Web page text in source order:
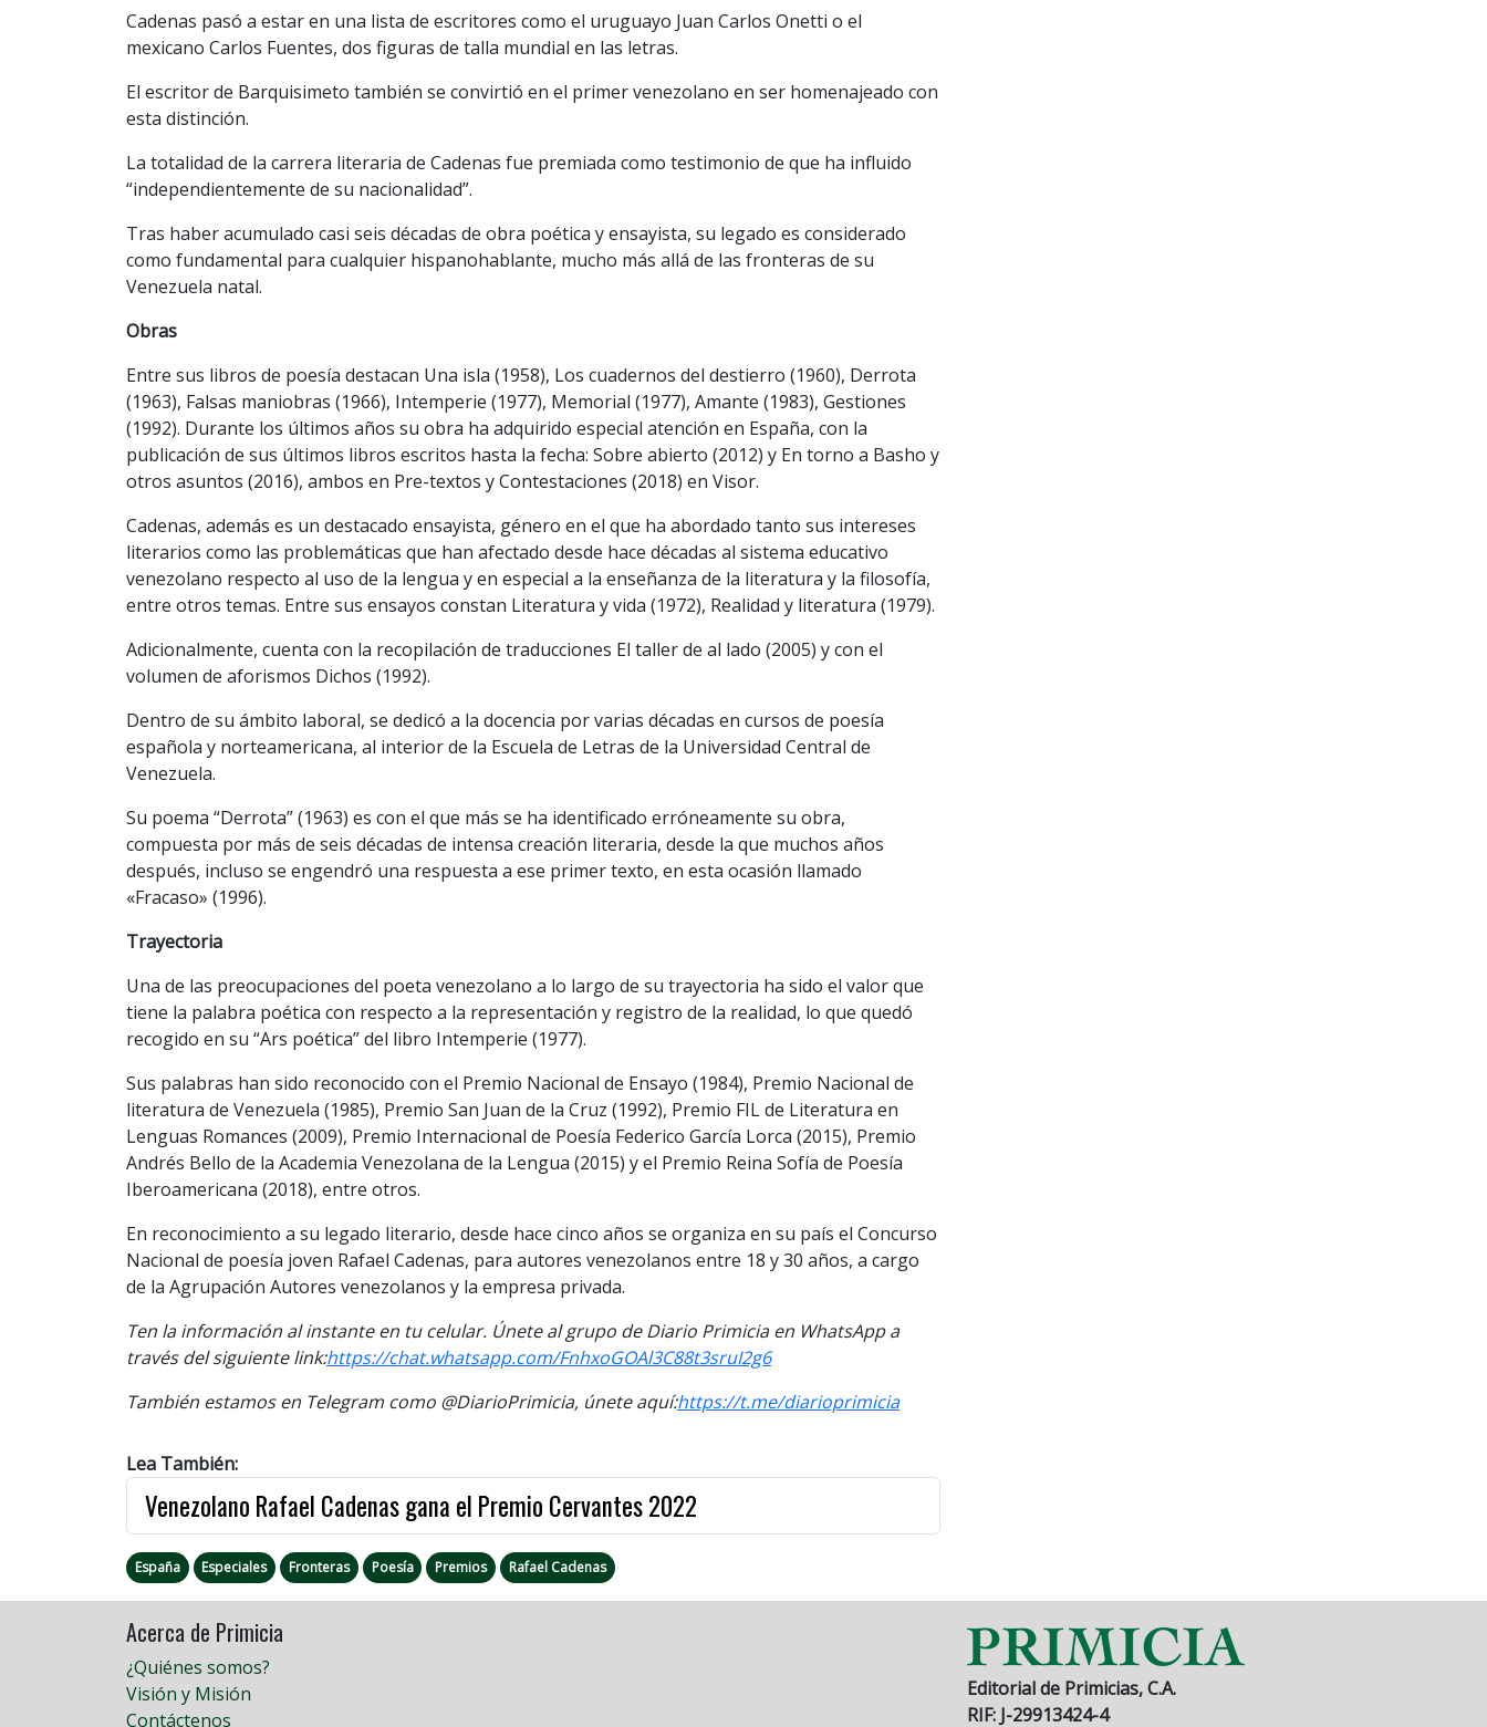
Cadenas pasó a estar en una lista de escritores como el uruguayo Juan Carlos Onetti o el
mexicano Carlos Fuentes, dos figuras de talla mundial en las letras.
El escritor de Barquisimeto también se convirtió en el primer venezolano en ser homenajeado con
esta distinción.
La totalidad de la carrera literaria de Cadenas fue premiada como testimonio de que ha influido
“independientemente de su nacionalidad”.
Tras haber acumulado casi seis décadas de obra poética y ensayista, su legado es considerado
como fundamental para cualquier hispanohablante, mucho más allá de las fronteras de su
Venezuela natal.
Obras
Entre sus libros de poesía destacan Una isla (1958), Los cuadernos del destierro (1960), Derrota
(1963), Falsas maniobras (1966), Intemperie (1977), Memorial (1977), Amante (1983), Gestiones
(1992). Durante los últimos años su obra ha adquirido especial atención en España, con la
publicación de sus últimos libros escritos hasta la fecha: Sobre abierto (2012) y En torno a Basho y
otros asuntos (2016), ambos en Pre-textos y Contestaciones (2018) en Visor.
Cadenas, además es un destacado ensayista, género en el que ha abordado tanto sus intereses
literarios como las problemáticas que han afectado desde hace décadas al sistema educativo
venezolano respecto al uso de la lengua y en especial a la enseñanza de la literatura y la filosofía,
entre otros temas. Entre sus ensayos constan Literatura y vida (1972), Realidad y literatura (1979).
Adicionalmente, cuenta con la recopilación de traducciones El taller de al lado (2005) y con el
volumen de aforismos Dichos (1992).
Dentro de su ámbito laboral, se dedicó a la docencia por varias décadas en cursos de poesía
española y norteamericana, al interior de la Escuela de Letras de la Universidad Central de
Venezuela.
Su poema “Derrota” (1963) es con el que más se ha identificado erróneamente su obra,
compuesta por más de seis décadas de intensa creación literaria, desde la que muchos años
después, incluso se engendró una respuesta a ese primer texto, en esta ocasión llamado
«Fracaso» (1996).
Trayectoria
Una de las preocupaciones del poeta venezolano a lo largo de su trayectoria ha sido el valor que
tiene la palabra poética con respecto a la representación y registro de la realidad, lo que quedó
recogido en su “Ars poética” del libro Intemperie (1977).
Sus palabras han sido reconocido con el Premio Nacional de Ensayo (1984), Premio Nacional de
literatura de Venezuela (1985), Premio San Juan de la Cruz (1992), Premio FIL de Literatura en
Lenguas Romances (2009), Premio Internacional de Poesía Federico García Lorca (2015), Premio
Andrés Bello de la Academia Venezolana de la Lengua (2015) y el Premio Reina Sofía de Poesía
Iberoamericana (2018), entre otros.
En reconocimiento a su legado literario, desde hace cinco años se organiza en su país el Concurso
Nacional de poesía joven Rafael Cadenas, para autores venezolanos entre 18 y 30 años, a cargo
de la Agrupación Autores venezolanos y la empresa privada.
Ten la información al instante en tu celular. Únete al grupo de Diario Primicia en WhatsApp a
través del siguiente link:https://chat.whatsapp.com/FnhxoGOAl3C88t3sruI2g6
También estamos en Telegram como @DiarioPrimicia, únete aquí:https://t.me/diarioprimicia
Lea También:
Venezolano Rafael Cadenas gana el Premio Cervantes 2022
España Especiales Fronteras Poesía Premios Rafael Cadenas
Acerca de Primicia
¿Quiénes somos?
Visión y Misión
Contáctenos
Editorial de Primicias, C.A.
RIF: J-29913424-4